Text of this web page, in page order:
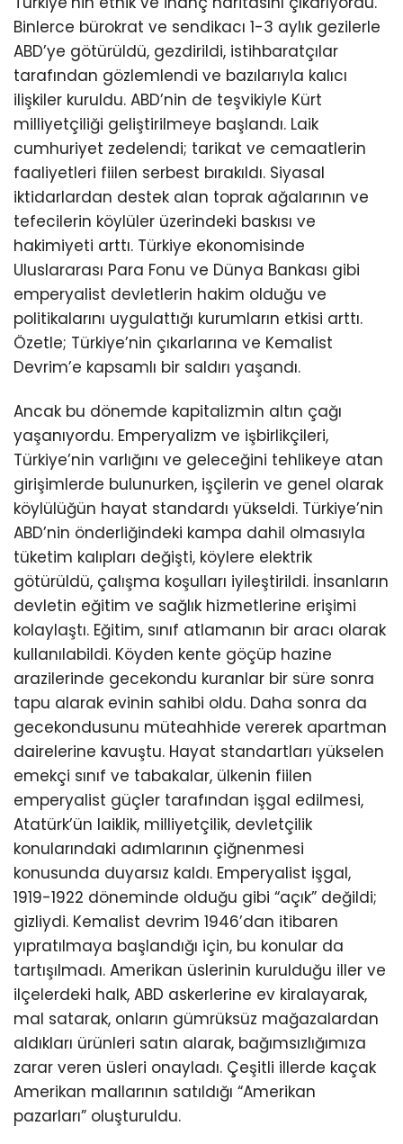
Binlerce bürokrat ve sendikacı 1-3 aylık gezilerle
ABD’ye götürüldü, gezdirildi, istihbaratçılar
tarafından gözlemlendi ve bazılarıyla kalıcı
ilişkiler kuruldu. ABD’nin de teşvikiyle Kürt
milliyetçiliği geliştirilmeye başlandı. Laik
cumhuriyet zedelendi; tarikat ve cemaatlerin
faaliyetleri fiilen serbest bırakıldı. Siyasal
iktidarlardan destek alan toprak ağalarının ve
tefecilerin köylüler üzerindeki baskısı ve
hakimiyeti arttı. Türkiye ekonomisinde
Uluslararası Para Fonu ve Dünya Bankası gibi
emperyalist devletlerin hakim olduğu ve
politikalarını uygulattığı kurumların etkisi arttı.
Özetle; Türkiye’nin çıkarlarına ve Kemalist
Devrim’e kapsamlı bir saldırı yaşandı.
Ancak bu dönemde kapitalizmin altın çağı
yaşanıyordu. Emperyalizm ve işbirlikçileri,
Türkiye’nin varlığını ve geleceğini tehlikeye atan
girişimlerde bulunurken, işçilerin ve genel olarak
köylülüğün hayat standardı yükseldi. Türkiye’nin
ABD’nin önderliğindeki kampa dahil olmasıyla
tüketim kalıpları değişti, köylere elektrik
götürüldü, çalışma koşulları iyileştirildi. İnsanların
devletin eğitim ve sağlık hizmetlerine erişimi
kolaylaştı. Eğitim, sınıf atlamanın bir aracı olarak
kullanılabildi. Köyden kente göçüp hazine
arazilerinde gecekondu kuranlar bir süre sonra
tapu alarak evinin sahibi oldu. Daha sonra da
gecekondusunu müteahhide vererek apartman
dairelerine kavuştu. Hayat standartları yükselen
emekçi sınıf ve tabakalar, ülkenin fiilen
emperyalist güçler tarafından işgal edilmesi,
Atatürk’ün laiklik, milliyetçilik, devletçilik
konularındaki adımlarının çiğnenmesi
konusunda duyarsız kaldı. Emperyalist işgal,
1919-1922 döneminde olduğu gibi “açık” değildi;
gizliydi. Kemalist devrim 1946’dan itibaren
yıpratılmaya başlandığı için, bu konular da
tartışılmadı. Amerikan üslerinin kurulduğu iller ve
ilçelerdeki halk, ABD askerlerine ev kiralayarak,
mal satarak, onların gümrüksüz mağazalardan
aldıkları ürünleri satın alarak, bağımsızlığımıza
zarar veren üsleri onayladı. Çeşitli illerde kaçak
Amerikan mallarının satıldığı “Amerikan
pazarları” oluşturuldu.